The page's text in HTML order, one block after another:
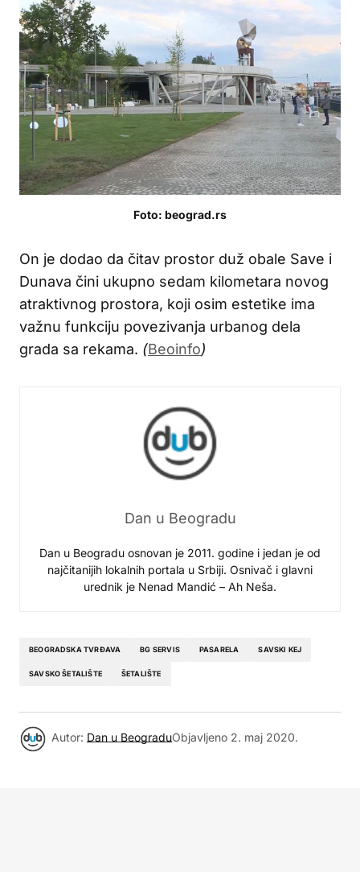
Foto: beograd.rs
On je dodao da čitav prostor duž obale Save i
Dunava čini ukupno sedam kilometara novog
atraktivnog prostora, koji osim estetike ima
važnu funkciju povezivanja urbanog dela
grada sa rekama. (Beoinfo)
Dan u Beogradu
Dan u Beogradu osnovan je 2011. godine i jedan je od
najčitanijih lokalnih portala u Srbiji. Osnivač i glavni
urednik je Nenad Mandić – Ah Neša.
BEOGRADSKA TVRĐAVA BG SERVIS PASARELA SAVSKI KEJ
SAVSKO ŠETALIŠTE ŠETALIŠTE
Autor: Dan u BeograduObjavljeno 2. maj 2020.